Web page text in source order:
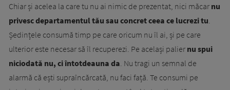
Chiar și acelea la care tu nu ai nimic de prezentat, nici măcar nu
privesc departamentul tău sau concret ceea ce lucrezi tu
Ședințele consumă timp pe care oricum nu îl ai, și pe care
ulterior este necesar să îl recuperezi. Pe același palier nu spui
niciodată nu, ci întotdeauna da . Nu tragi un semnal de
alarmă că ești supraîncărcată, nu faci față. Te consumi pe